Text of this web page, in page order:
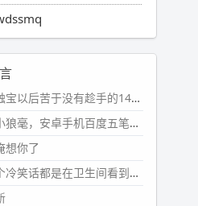
11-19 17:31:51
近期观影记录：超级
死侍与金刚狼。。
2024-10-08 10:12:25
搬家也告一段落，虽
的东西还得归置，新衣柜
散俩月味儿了，但还是不
进去。
我也是触宝以后苦于没有趁手的14键五笔键盘久矣上面那位兄台用的百度双键点划布局我也用过很久，那个皮肤做得很粗糙，个别键位的触发区域是错位的，快速打字时很容易出错，修改它的皮肤文件校正后勉强能用，但早年出的皮肤分辨率太低，实在谈不上美观。百度小米定制版的商店里有一个"小黑板"皮肤还不错(百度官方输入法商店里没有)，但那个风格我不喜欢这两天找到了一个叫"森林集"的公众号，开发了海量的皮肤，很多都有14键版本，付费但很便宜，几块钱，终于有自己满意的输入法了搜了一下，这个工作室还是百度的官方合作伙伴，不知道为什么14键作品都不在官方商店上架，难道是百度官方在刻意放弃14键？
我电脑小狼毫，安卓手机百度五笔，皮肤用的双键点划，挺好的。
想你了
一般这个冷笑话都是在卫生间看到的多